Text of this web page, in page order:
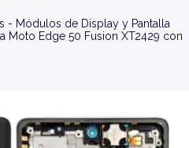
- Módulos de Display y Pantalla
Moto Edge 50 Fusion XT2429 con